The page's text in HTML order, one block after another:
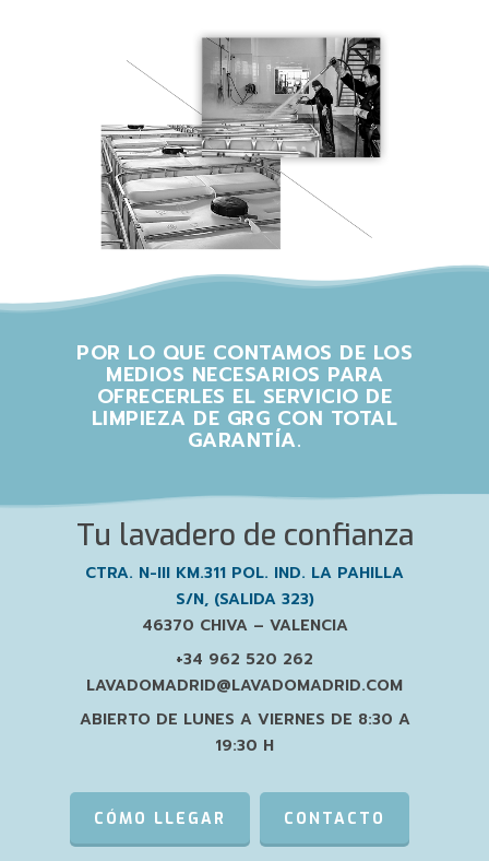
POR LO QUE CONTAMOS DE LOS
MEDIOS NECESARIOS PARA
OFRECERLES EL SERVICIO DE
LIMPIEZA DE GRG CON TOTAL
GARANTÍA.
Tu lavadero de confianza
CTRA. N-III KM.311 POL. IND. LA PAHILLA
S/N, (SALIDA 323)
46370 CHIVA – VALENCIA
+34 962 520 262
LAVADOMADRID@LAVADOMADRID.COM
ABIERTO DE LUNES A VIERNES DE 8:30 A
19:30 H
CÓMO LLEGAR CONTACTO